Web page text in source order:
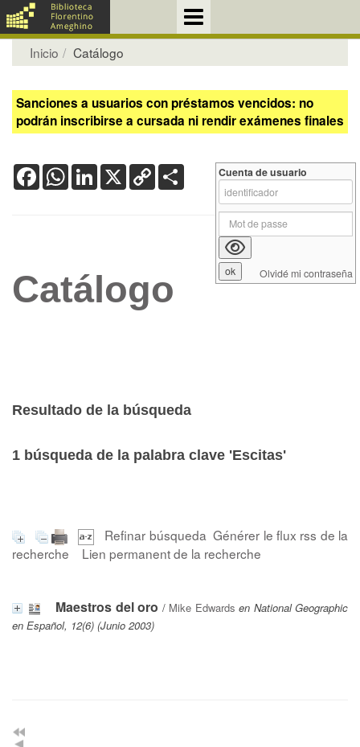
Inicio Catálogo
Sanciones a usuarios con préstamos vencidos: no
podrán inscribirse a cursada ni rendir exámenes finales
FacebookWhatsApp
LinkedIn
X Copy
Link
Catálogo
Resultado de la búsqueda
1 búsqueda de la palabra clave 'Escitas'
Refinar búsqueda Générer le flux rss de la
recherche
Lien permanent de la recherche
Maestros del oro / Mike Edwards en National Geographic
en Español, 12(6) (Junio 2003)
Cuenta de usuario
Olvidé mi contraseña